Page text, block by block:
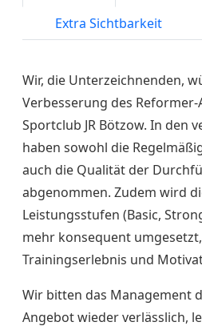
Extra Sichtbarkeit
Wir, die Unterzeichnenden,
Verbesserung des
Sportclub JR Bötzow. In den
haben sowohl die
auch die Qualität der
abgenommen. Zudem wird
Leistungsstufen (Basic,
mehr konsequent
Trainingserlebnis und
Wir bitten das Management
Angebot wieder verlässlich,